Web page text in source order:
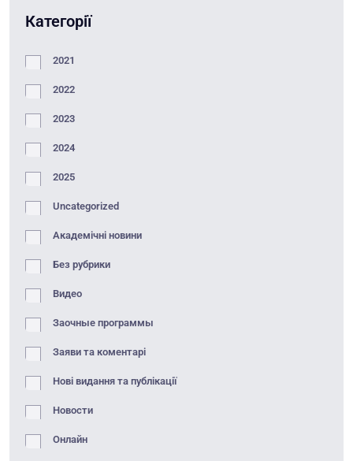
Категорії
2021
2022
2023
2024
2025
Uncategorized
Академічні новини
Без рубрики
Видео
Заочные программы
Заяви та коментарі
Нові видання та публікації
Новости
Онлайн